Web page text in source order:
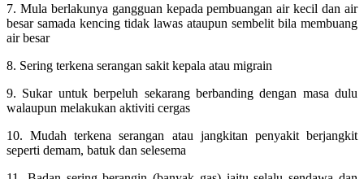
7. Mula berlakunya gangguan kepada pembuangan air kecil dan air
besar samada kencing tidak lawas ataupun sembelit bila membuang
air besar
8. Sering terkena serangan sakit kepala atau migrain
9. Sukar untuk berpeluh sekarang berbanding dengan masa dulu
walaupun melakukan aktiviti cergas
10. Mudah terkena serangan atau jangkitan penyakit berjangkit
seperti demam, batuk dan selesema